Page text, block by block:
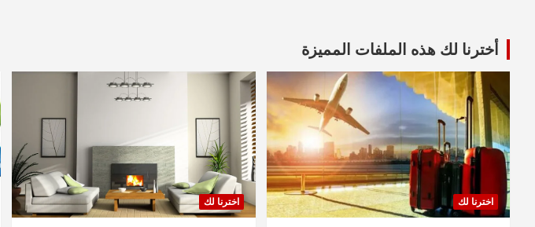
أخترنا لك هذه الملفات المميزة
اخترنا لك اخترنا لك